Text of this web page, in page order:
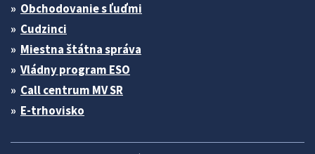
Obchodovanie s ľuďmi
Cudzinci
Miestna štátna správa
Vládny program ESO
Call centrum MV SR
E-trhovisko